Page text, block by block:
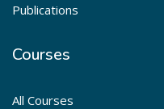
Publications
Courses
All Courses